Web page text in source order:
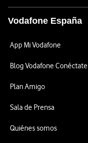
Vodafone España
App Mi Vodafone
Blog Vodafone Conéctate
Plan Amigo
Sala de Prensa
Quiénes somos